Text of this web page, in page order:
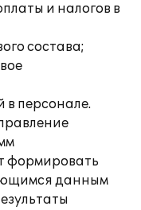
и налогов в
состава;
в персонале.
формировать
данным